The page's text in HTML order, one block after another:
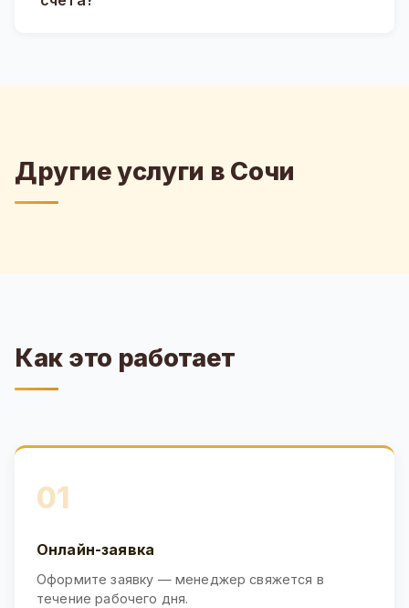
Другие услуги в Сочи
Как это работает
01
Онлайн-заявка
Оформите заявку — менеджер свяжется в
течение рабочего дня.